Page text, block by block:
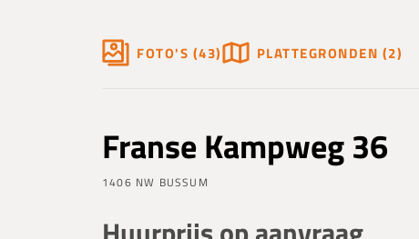
FOTO'S (43) PLATTEGRONDEN (2)
Franse Kampweg 36
1406 NW BUSSUM